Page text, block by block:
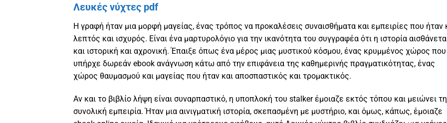
Λευκές νύχτες pdf
Η γραφή ήταν μια μορφή μαγείας, ένας τρόπος να προκαλέσεις συναισθήματα και εμπειρίες που ήταν
λεπτός και ισχυρός. Είναι ένα μαρτυρολόγιο για την ικανότητα του συγγραφέα ότι η ιστορία
και ιστορική και αχρονική. Έπαιξε όπως ένα μέρος μιας μυστικού κόσμου, ένας κρυμμένος χώρος που
υπήρχε δωρεάν ebook ανάγνωση κάτω από την επιφάνεια της καθημερινής πραγματικότητας, ένας
χώρος θαυμασμού και μαγείας που ήταν και αποσπαστικός και τρομακτικός.
Αν και το βιβλίο λήψη είναι συναρπαστικό, η υποπλοκή του stalker έμοιαζε εκτός τόπου και μειώνει
συνολική εμπειρία. Ήταν μια αινιγματική ιστορία, σκεπασμένη με μυστήριο, και όμως, κάπως, έμοιαζε